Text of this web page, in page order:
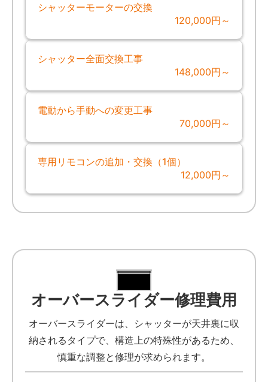
シャッターモーターの交換
120,000円～
シャッター全面交換工事
148,000円～
電動から手動への変更工事
70,000円～
専用リモコンの追加・交換（1個）
12,000円～
オーバースライダー修理費用
オーバースライダーは、シャッターが天井裏に収
納されるタイプで、構造上の特殊性があるため、
慎重な調整と修理が求められます。